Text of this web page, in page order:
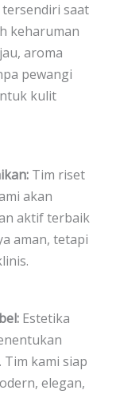
saat
keharuman
aroma
pewangi
kulit
Tim riset
akan
aktif terbaik
aman, tetapi
Estetika
kami siap
elegan,